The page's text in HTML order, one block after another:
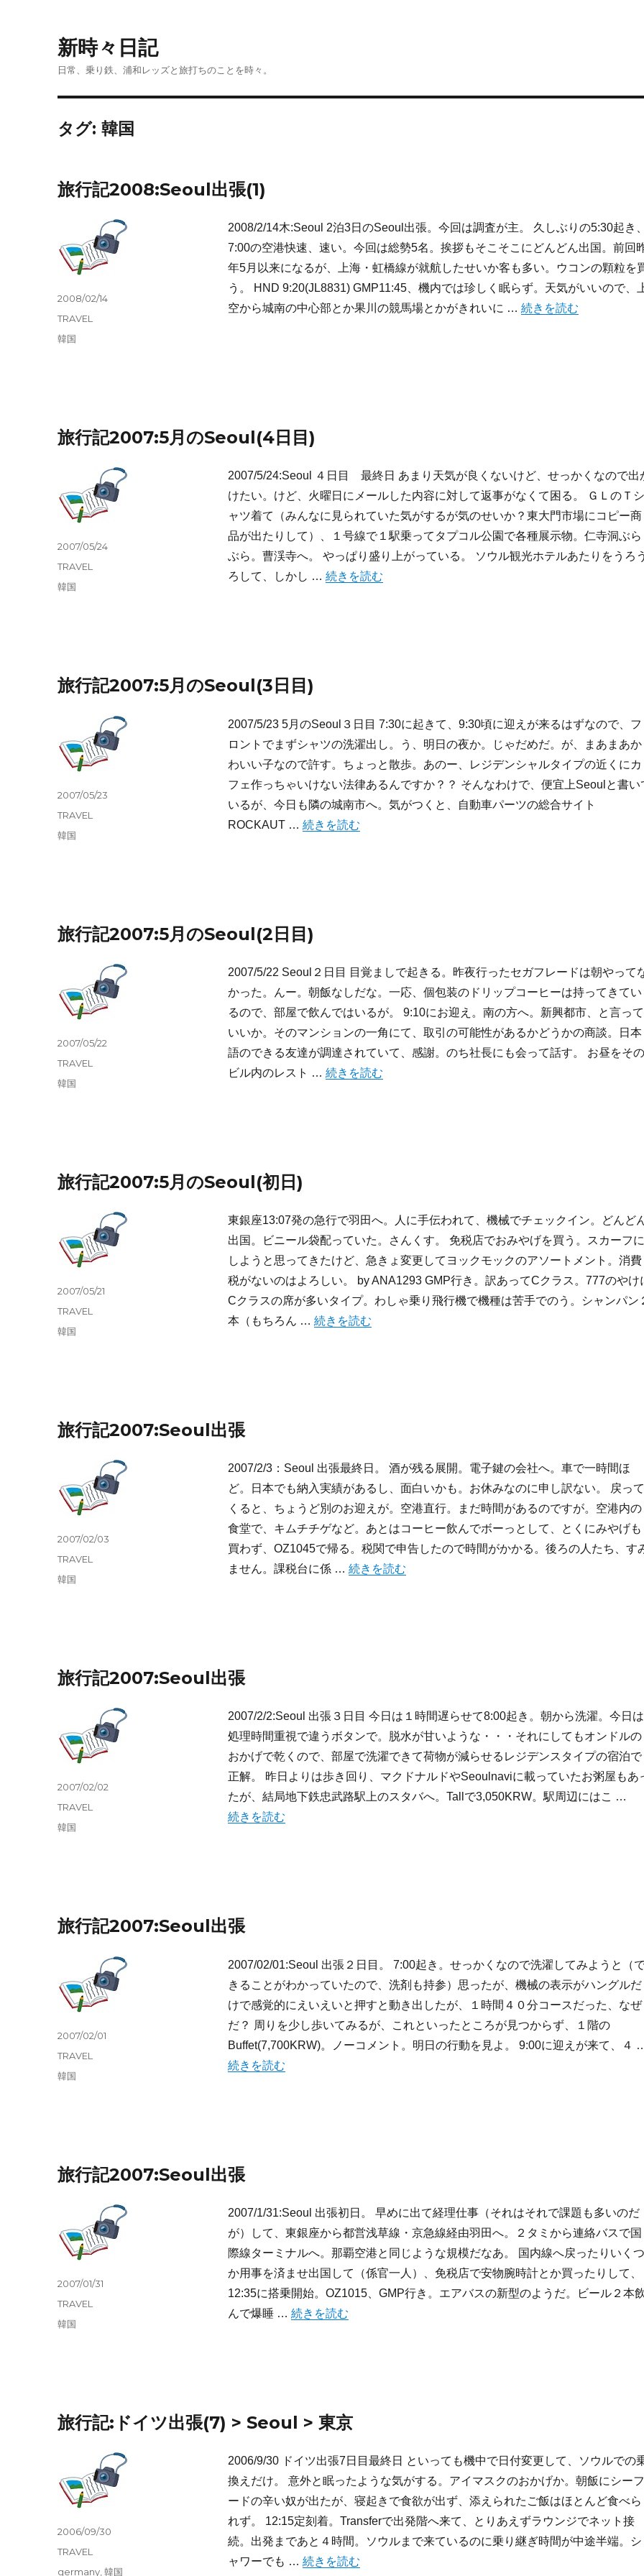
新時々日記
日常、乗り鉄、浦和レッズと旅打ちのことを時々。
タグ:韓国
旅行記2008:Seoul出張(1)
2008/2/14木:Seoul 2泊3日のSeoul出張。今回は調査が主。 久しぶりの5:30起き、
7:00の空港快速、速い。今回は総勢5名。挨拶もそこそこにどんどん出国。前回
年5月以来になるが、上海・虹橋線が就航したせいか客も多い。ウコンの顆粒を
う。 HND 9:20(JL8831) GMP11:45、機内では珍しく眠らず。天気がいいので、
空から城南の中心部とか果川の競馬場とかがきれいに … “旅行記2008:Seoul出張
続きを読む
投
2008/02/14
カ
テ
TRAVEL
タ
韓国
旅行記2007:5月のSeoul(4日目)
2007/5/24:Seoul ４日目 最終日 あまり天気が良くないけど、せっかくなので出
けたい。けど、火曜日にメールした内容に対して返事がなくて困る。 ＧＬのＴシ
ャツ着て（みんなに見られていた気がするが気のせいか？東大門市場にコピー商
品が出たりして）、１号線で１駅乗ってタプコル公園で各種展示物。仁寺洞ぶら
ぶら。曹渓寺へ。 やっぱり盛り上がっている。 ソウル観光ホテルあたりをうろう
ろして、しかし … “旅行記2007:5月のSeoul(4日目)” の
続きを読む
投
稿
2007/05/24
カ
テ
TRAVEL
タ
韓国
旅行記2007:5月のSeoul(3日目)
2007/5/23 5月のSeoul３日目 7:30に起きて、9:30頃に迎えが来るはずなので、フ
ロントでまずシャツの洗濯出し。う、明日の夜か。じゃだめだ。が、まあまあか
わいい子なので許す。ちょっと散歩。あのー、レジデンシャルタイプの近くにカ
フェ作っちゃいけない法律あるんですか？？ そんなわけで、便宜上Seoulと書い
いるが、今日も隣の城南市へ。気がつくと、自動車パーツの総合サイト
ROCKAUT … “旅行記2007:5月のSeoul(3日目)” の
続きを読む
投
2007/05/23
カ
テ
ゴ
TRAVEL
タ
韓国
旅行記2007:5月のSeoul(2日目)
2007/5/22 Seoul２日目 目覚ましで起きる。昨夜行ったセガフレードは朝やって
かった。んー。朝飯なしだな。一応、個包装のドリップコーヒーは持ってきてい
るので、部屋で飲んではいるが。 9:10にお迎え。南の方へ。新興都市、と言って
いいか。そのマンションの一角にて、取引の可能性があるかどうかの商談。日本
語のできる友達が調達されていて、感謝。のち社長にも会って話す。 お昼をその
ビル内のレスト … “旅行記2007:5月のSeoul(2日目)” の
続きを読む
投
2007/05/22
カ
テ
TRAVEL
タ
韓国
旅行記2007:5月のSeoul(初日)
東銀座13:07発の急行で羽田へ。人に手伝われて、機械でチェックイン。どんど
出国。ビニール袋配っていた。さんくす。 免税店でおみやげを買う。スカーフに
しようと思ってきたけど、急きょ変更してヨックモックのアソートメント。消費
税がないのはよろしい。 by ANA1293 GMP行き。訳あってCクラス。777のやけ
Cクラスの席が多いタイプ。わしゃ乗り飛行機で機種は苦手でのう。シャンパン
本（もちろん … “旅行記2007:5月のSeoul(初日)” の
続きを読む
投
2007/05/21
カ
テ
TRAVEL
タ
韓国
旅行記2007:Seoul出張
2007/2/3：Seoul 出張最終日。 酒が残る展開。電子鍵の会社へ。車で一時間ほ
ど。日本でも納入実績があるし、面白いかも。お休みなのに申し訳ない。 戻って
くると、ちょうど別のお迎えが。空港直行。まだ時間があるのですが。空港内の
食堂で、キムチチゲなど。あとはコーヒー飲んでボーっとして、とくにみやげも
買わず、OZ1045で帰る。税関で申告したので時間がかかる。後ろの人たち、す
ません。課税台に係 … “旅行記2007:Seoul出張” の
続きを読む
投
2007/02/03
カ
テ
TRAVEL
タ
韓国
旅行記2007:Seoul出張
2007/2/2:Seoul 出張３日目 今日は１時間遅らせて8:00起き。朝から洗濯。今日は
処理時間重視で違うボタンで。脱水が甘いような・・・それにしてもオンドルの
おかげで乾くので、部屋で洗濯できて荷物が減らせるレジデンスタイプの宿泊で
正解。 昨日よりは歩き回り、マクドナルドやSeoulnaviに載っていたお粥屋もあ
たが、結局地下鉄忠武路駅上のスタバへ。Tallで3,050KRW。駅周辺にはこ …
“旅行記2007:Seoul出張” の
続きを読む
投
稿
2007/02/02
カ
テ
TRAVEL
タ
韓国
旅行記2007:Seoul出張
2007/02/01:Seoul 出張２日目。 7:00起き。せっかくなので洗濯してみようと（
きることがわかっていたので、洗剤も持参）思ったが、機械の表示がハングルだ
けで感覚的にえいえいと押すと動き出したが、１時間４０分コースだった、なぜ
だ？ 周りを少し歩いてみるが、これといったところが見つからず、１階の
Buffet(7,700KRW)。ノーコメント。明日の行動を見よ。 9:00に迎えが来て、４
“旅行記2007:Seoul出張” の
続きを読む
投
2007/02/01
カ
テ
ゴ
TRAVEL
タ
韓国
旅行記2007:Seoul出張
2007/1/31:Seoul 出張初日。 早めに出て経理仕事（それはそれで課題も多いのだ
が）して、東銀座から都営浅草線・京急線経由羽田へ。２タミから連絡バスで国
際線ターミナルへ。那覇空港と同じような規模だなあ。 国内線へ戻ったりいくつ
か用事を済ませ出国して（係官一人）、免税店で安物腕時計とか買ったりして、
12:35に搭乗開始。OZ1015、GMP行き。エアバスの新型のようだ。ビール２本
んで爆睡 … “旅行記2007:Seoul出張” の
続きを読む
投
2007/01/31
カ
テ
TRAVEL
タ
韓国
旅行記:ドイツ出張(7) > Seoul > 東京
2006/9/30 ドイツ出張7日目最終日 といっても機中で日付変更して、ソウルでの
換えだけ。 意外と眠ったような気がする。アイマスクのおかげか。朝飯にシーフ
ードの辛い奴が出たが、寝起きで食欲が出ず、添えられたご飯はほとんど食べら
れず。 12:15定刻着。Transferで出発階へ来て、とりあえずラウンジでネット接
続。出発まであと４時間。ソウルまで来ているのに乗り継ぎ時間が中途半端。シ
ャワーでも … “旅行記:ドイツ出張(7) > Seoul > 東京” の
続きを読む
投
2006/09/30
カ
TRAVEL
タ
germany ,韓国